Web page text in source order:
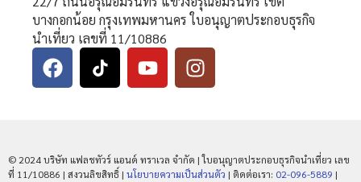
บางกอกน้อย กรุงเทพมหานคร ใบอนุญาตประกอบธุรกิจ
นำเที่ยว เลขที่ 11/10886
© 2024 บริษัท แฟลชทัวร์ แอนด์ ทราเวล จำกัด | ใบอนุญาตประกอบธุรกิจนำเที่ยว เลข
ที่ 11/10886 | สงวนลิขสิทธิ์ | นโยบายความเป็นส่วนตัว | ติดต่อเรา: 02-096-5889 |